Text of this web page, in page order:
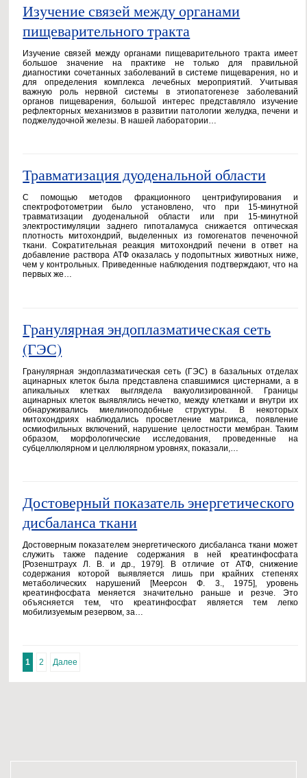
Изучение связей между органами
пищеварительного тракта
Изучение связей между органами пищеварительного тракта имеет
большое значение на практике не только для правильной
диагностики сочетанных заболеваний в системе пищеварения, но и
для определения комплекса лечебных мероприятий. Учитывая
важную роль нервной системы в этиопатогенезе заболеваний
органов пищеварения, большой интерес представляло изучение
рефлекторных механизмов в развитии патологии желудка, печени и
поджелудочной железы. В нашей лаборатории…
Травматизация дуоденальной области
С помощью методов фракционного центрифугирования и
спектрофотометрии было установлено, что при 15-минутной
травматизации дуоденальной области или при 15-минутной
электростимуляции заднего гипоталамуса снижается оптическая
плотность митохондрий, выделенных из гомогенатов печеночной
ткани. Сократительная реакция митохондрий печени в ответ на
добавление раствора АТФ оказалась у подопытных животных ниже,
чем у контрольных. Приведенные наблюдения подтверждают, что на
первых же…
Гранулярная эндоплазматическая сеть
(ГЭС)
Гранулярная эндоплазматическая сеть (ГЭС) в базальных отделах
ацинарных клеток была представлена спавшимися цистернами, а в
апикальных клетках выглядела вакуолизированной. Границы
ацинарных клеток выявлялись нечетко, между клетками и внутри их
обнаруживались миелиноподобные структуры. В некоторых
митохондриях наблюдались просветление матрикса, появление
осмиофильных включений, нарушение целостности мембран. Таким
образом, морфологические исследования, проведенные на
субцеллюлярном и целлюлярном уровнях, показали,…
Достоверный показатель энергетического
дисбаланса ткани
Достоверным показателем энергетического дисбаланса ткани может
служить также падение содержания в ней креатинфосфата
[Розенштраух Л. В. и др., 1979]. В отличие от АТФ, снижение
содержания которой выявляется лишь при крайних степенях
метаболических нарушений [Меерсон Ф. 3., 1975], уровень
креатинфосфата меняется значительно раньше и резче. Это
объясняется тем, что креатинфосфат является тем легко
мобилизуемым резервом, за…
1 2 Далее